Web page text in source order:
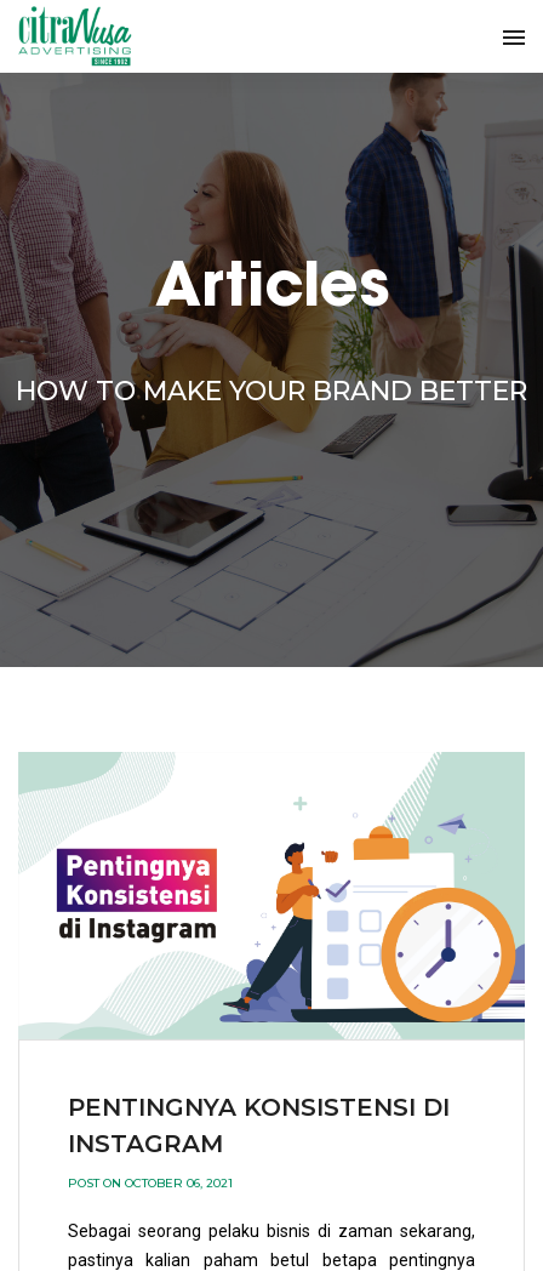
Articles
HOW TO MAKE YOUR BRAND BETTER
PENTINGNYA KONSISTENSI DI
INSTAGRAM
POST ON OCTOBER 06, 2021
Sebagai seorang pelaku bisnis di zaman sekarang,
pastinya kalian paham betul betapa pentingnya